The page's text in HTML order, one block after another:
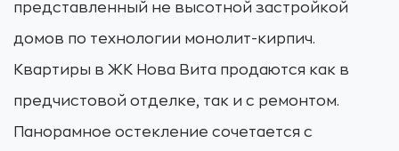
представленный не высотной застройкой
домов по технологии монолит-кирпич.
Квартиры в ЖК Нова Вита продаются как в
предчистовой отделке, так и с ремонтом.
Панорамное остекление сочетается с